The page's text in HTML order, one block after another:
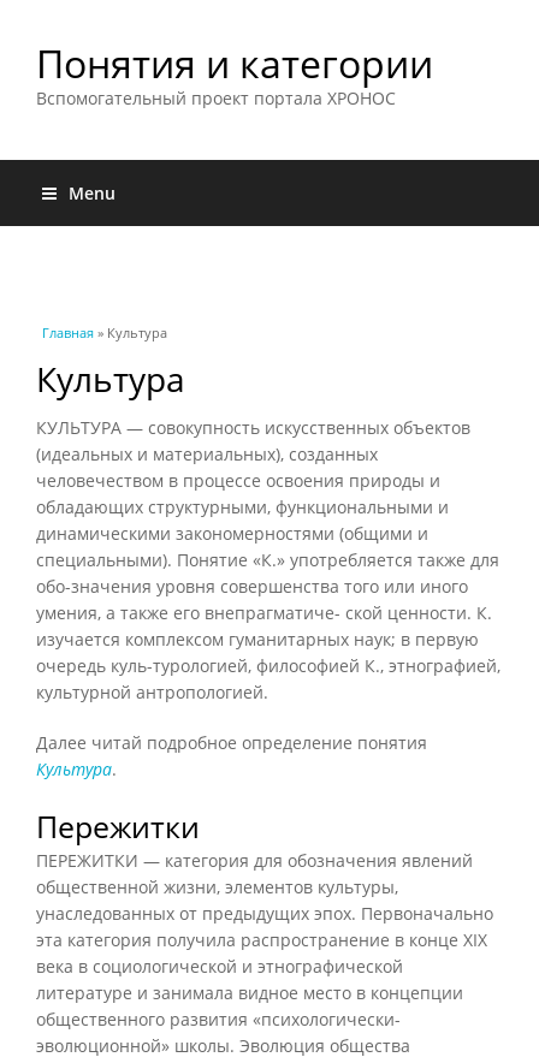
Понятия и категории
Вспомогательный проект портала ХРОНОС
Menu
Вы здесь
Главная » Культура
Культура
КУЛЬТУРА — совокупность искусственных объектов
(идеальных и материальных), созданных
человечеством в процессе освоения природы и
обладающих структурными, функциональными и
динамическими закономерностями (общими и
специальными). Понятие «К.» употребляется также для
обо-значения уровня совершенства того или иного
умения, а также его внепрагматиче- ской ценности. К.
изучается комплексом гуманитарных наук; в первую
очередь куль-турологией, философией К., этнографией,
культурной антропологией.
Далее читай подробное определение понятия
Культура.
Пережитки
ПЕРЕЖИТКИ — категория для обозначения явлений
общественной жизни, элементов культуры,
унаследованных от предыдущих эпох. Первоначально
эта категория получила распространение в конце XIX
века в социологической и этнографической
литературе и занимала видное место в концепции
общественного развития «психологически-
эволюционной» школы. Эволюция общества